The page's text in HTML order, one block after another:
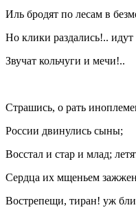
Иль бродят по лесам в
Но клики раздались!..
Звучат кольчуги и мечи!..
Страшись, о рать
России двинулись сыны;
Восстал и стар и млад;
Сердца их мщеньем
Вострепещи, тиран! уж